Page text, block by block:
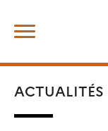
content
ACTUALITÉS